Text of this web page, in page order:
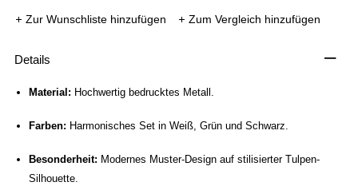
Zur Wunschliste hinzufügen Zum Vergleich hinzufügen
Details –
Material: Hochwertig bedrucktes Metall.
Farben: Harmonisches Set in Weiß, Grün und Schwarz.
Besonderheit: Modernes Muster-Design auf stilisierter Tulpen-
Silhouette.